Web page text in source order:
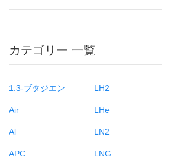
カテゴリー 一覧
1.3-ブタジエン
Air
Al
APC
LH2
LHe
LN2
LNG